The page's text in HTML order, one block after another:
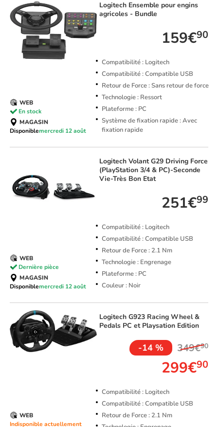
Logitech Ensemble pour engins
agricoles - Bundle
159€90
Compatibilité : Logitech
Compatibilité : Compatible USB
Retour de Force : Sans retour de force
Technologie : Ressort
Plateforme : PC
Système de fixation rapide : Avec
fixation rapide
WEB
En stock
MAGASIN
Disponiblemercredi 12 août
Logitech Volant G29 Driving Force
(PlayStation 3/4 & PC)-Seconde
Vie-Très Bon Etat
251€99
Compatibilité : Logitech
Compatibilité : Compatible USB
Retour de Force : 2.1 Nm
Technologie : Engrenage
Plateforme : PC
Couleur : Noir
WEB
Dernière pièce
MAGASIN
Disponiblemercredi 12 août
Logitech G923 Racing Wheel &
Pedals PC et Playsation Edition
-14 % 349€90
299€90
Compatibilité : Logitech
Compatibilité : Compatible USB
Retour de Force : 2.1 Nm
WEB
Indisponible actuellement